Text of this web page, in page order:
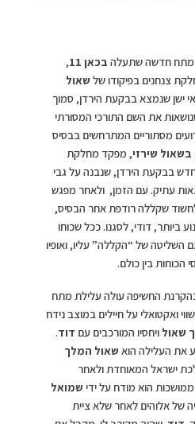
מתח חדשה שתעלה בכאן 11
,
צנחנים בפיקודו של שאול
ישן שנמצא בבקעת הירדן, סמוך
את השם התורכי המסורתי
מסתוריים המתרחשים בבסיס
בשאול שירזי, מפקד מחלקת
בבקעת הירדן, שנבנה על גבי
עתיק. עם הזמן, ולאחר מפגש
שקללה רודפת אחר הבסיס,
ביותר, דודי, לסגנו. ככל שכוחו
של “הקללה” עליו, ואופיו
הכוחות בין כולם.
החשיפה עולה עלילת מתח
ואקטואלי על חיילים במוצב נידח
שאול ויחסיו המורכבים עם דוד.
את העלילה הוא שאול המלך
ישראל המאוחדת ולאחר
הוא מודח על ידי שמואל
של אלוהים לאחר שלא ציית